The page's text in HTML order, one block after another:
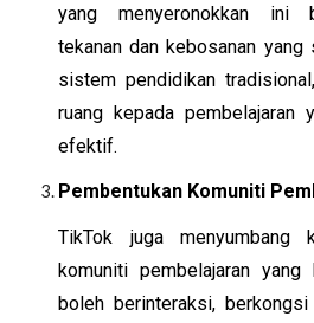
yang menyeronokkan ini
tekanan dan kebosanan
sistem pendidikan
ruang kepada pembelajaran
efektif.
Pembentukan Komuniti
TikTok juga menyumbang
komuniti pembelajaran yang
boleh berinteraksi,